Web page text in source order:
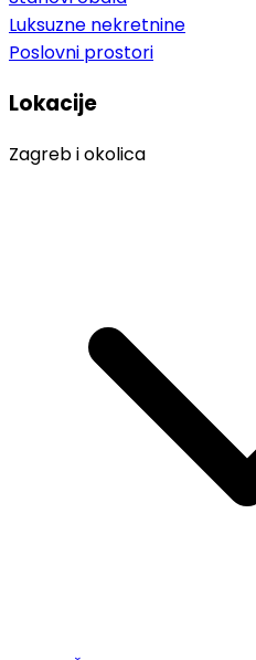
Luksuzne nekretnine
Poslovni prostori
Lokacije
Zagreb i okolica